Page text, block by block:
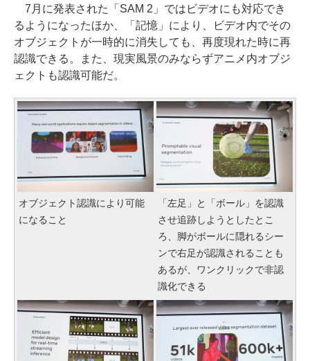
7月に発表された「SAM 2」ではビデオにも対応でき
るようになったほか、「記憶」により、ビデオ内でその
オブジェクトが一時的に消失しても、再度現れた時に再
認識できる。また、現実風景のみならずアニメ内オブジ
ェクトも認識可能だ。
オブジェクト認識により可能
になること
「左足」と「ボール」を認識
させ追跡しようとしたとこ
ろ、脚がボールに隠れるシー
ンで右足が認識されることも
あるが、ワンクリックで非認
識化できる